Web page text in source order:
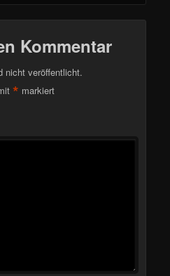
Kommentar
nicht veröffentlicht.
* markiert